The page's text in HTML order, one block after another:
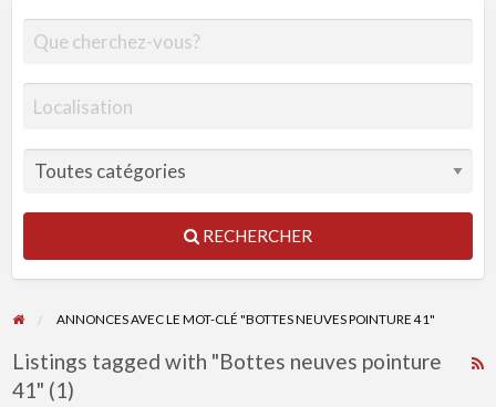
RECHERCHER
ANNONCES AVEC LE MOT-CLÉ "BOTTES NEUVES POINTURE 41"
Listings tagged with "Bottes neuves pointure
41" (1)